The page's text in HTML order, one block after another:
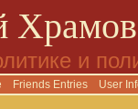
Храмов
и
Friends Entries User